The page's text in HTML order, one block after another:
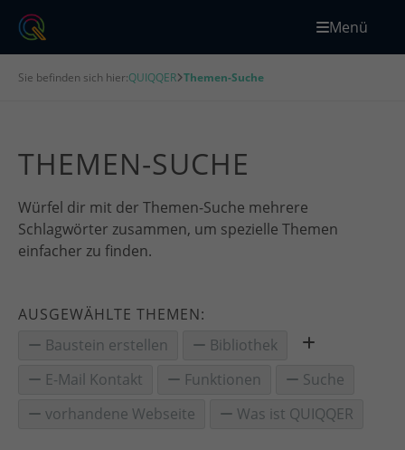
Menü
Sie befinden sich hier:QUIQQER Themen-Suche
THEMEN-SUCHE
Würfel dir mit der Themen-Suche mehrere
Schlagwörter zusammen, um spezielle Themen
einfacher zu finden.
AUSGEWÄHLTE THEMEN:
Baustein erstellen
Bibliothek
E-Mail Kontakt
Funktionen
Suche
vorhandene Webseite
Was ist QUIQQER